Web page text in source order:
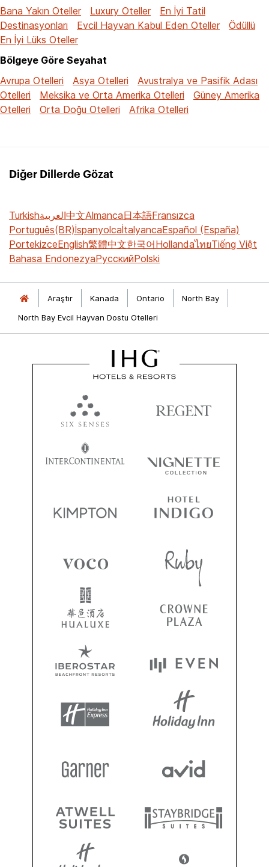
Bana Yakın Oteller
Luxury Oteller
En İyi Tatil
Destinasyonları
Evcil Hayvan Kabul Eden Oteller
Ödüllü
En İyi Lüks Oteller
Bölgeye Göre Seyahat
Avrupa Otelleri
Asya Otelleri
Avustralya ve Pasifik Adası
Otelleri
Meksika ve Orta Amerika Otelleri
Güney Amerika
Otelleri
Orta Doğu Otelleri Afrika Otelleri
Diğer Dillerde Gözat
Turkishالعربية中文Almanca日本語Fransızca
Português(BR)İspanyolcaİtalyancaEspañol (España)
PortekizceEnglish繁體中文한국어HollandaไทยTiếng Việt
Bahasa EndonezyaРусскийPolski
Araştır Kanada Ontario
North Bay
North Bay Evcil Hayvan Dostu Otelleri